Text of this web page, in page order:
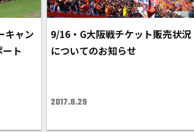
キャン
ト
9/16・G大阪戦チケット販売状況
についてのお知らせ
2017.8.29